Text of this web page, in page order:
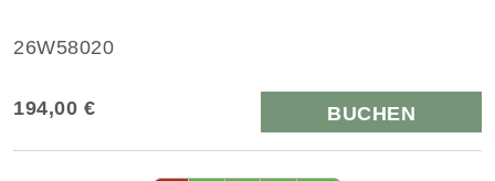
26W58020
194,00 € BUCHEN